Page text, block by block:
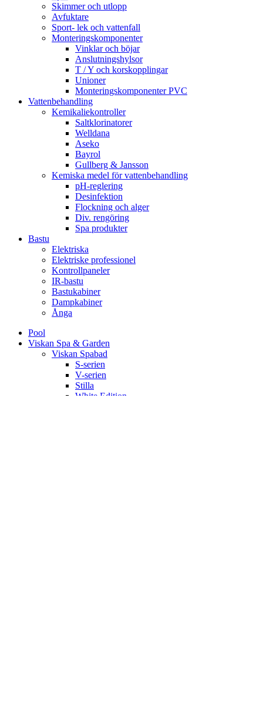
Skimmer och utlopp
Avfuktare
Sport- lek och vattenfall
Monteringskomponenter
Vinklar och böjar
Anslutningshylsor
T / Y och korskopplingar
Unioner
Monteringskomponenter PVC
Vattenbehandling
Kemikaliekontroller
Saltklorinatorer
Welldana
Aseko
Bayrol
Gullberg & Jansson
Kemiska medel för vattenbehandling
pH-reglering
Desinfektion
Flockning och alger
Div. rengöring
Spa produkter
Bastu
Elektriska
Elektriske professionel
Kontrollpaneler
IR-bastu
Bastukabiner
Dampkabiner
Ånga
Pool
Viskan Spa & Garden
Viskan Spabad
S-serien
V-serien
Stilla
White Edition